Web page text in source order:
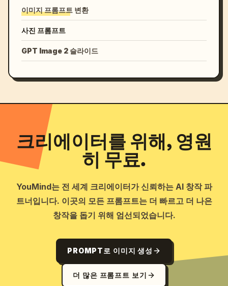
이미지 프롬프트 변환
사진 프롬프트
GPT Image 2 슬라이드
크리에이터를 위해, 영원
히 무료.
YouMind는 전 세계 크리에이터가 신뢰하는 AI 창작 파
트너입니다. 이곳의 모든 프롬프트는 더 빠르고 더 나은
창작을 돕기 위해 엄선되었습니다.
PROMPT로 이미지 생성
더 많은 프롬프트 보기